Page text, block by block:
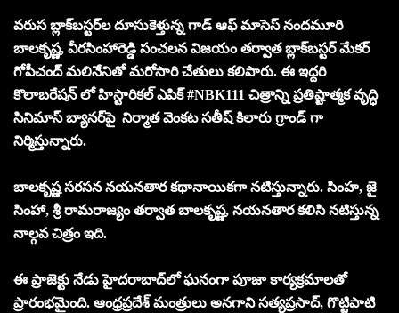
వరుస బ్లాక్‌బస్టర్‌ల దూసుకెళ్తున్న గాడ్ ఆఫ్ మాసెస్ నందమూరి
బాలకృష్ణ, వీరసింహారెడ్డి సంచలన విజయం తర్వాత బ్లాక్‌బస్టర్ మేకర్
గోపీచంద్ మలినేనితో మరోసారి చేతులు కలిపారు. ఈ ఇద్దరి
కొలాబరేషన్ లో హిస్టారికల్ ఎపిక్ #NBK111 చిత్రాన్ని ప్రతిష్టాత్మక వృద్ధి
సినిమాస్ బ్యానర్‌పై నిర్మాత వెంకట సతీష్ కిలారు గ్రాండ్ గా
నిర్మిస్తున్నారు.
బాలకృష్ణ సరసన నయనతార కథానాయికగా నటిస్తున్నారు. సింహ, జై
సింహా, శ్రీ రామరాజ్యం తర్వాత బాలకృష్ణ, నయనతార కలిసి నటిస్తున్న
నాల్గవ చిత్రం ఇది.
ఈ ప్రాజెక్టు నేడు హైదరాబాద్‌లో ఘనంగా పూజా కార్యక్రమాలతో
ప్రారంభమైంది. ఆంధ్రప్రదేశ్ మంత్రులు అనగాని సత్యప్రసాద్, గొట్టిపాటి